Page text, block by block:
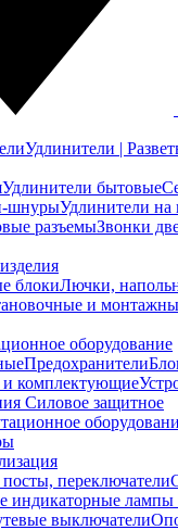
Удлинители |
Удлинители бытовые
шнурыУдлинители на
разъемыЗвонки
блокиЛючки,
и
оборудование
Предохранители
и комплектующие
Силовое защитное
переключатели
индикаторные
выключатели